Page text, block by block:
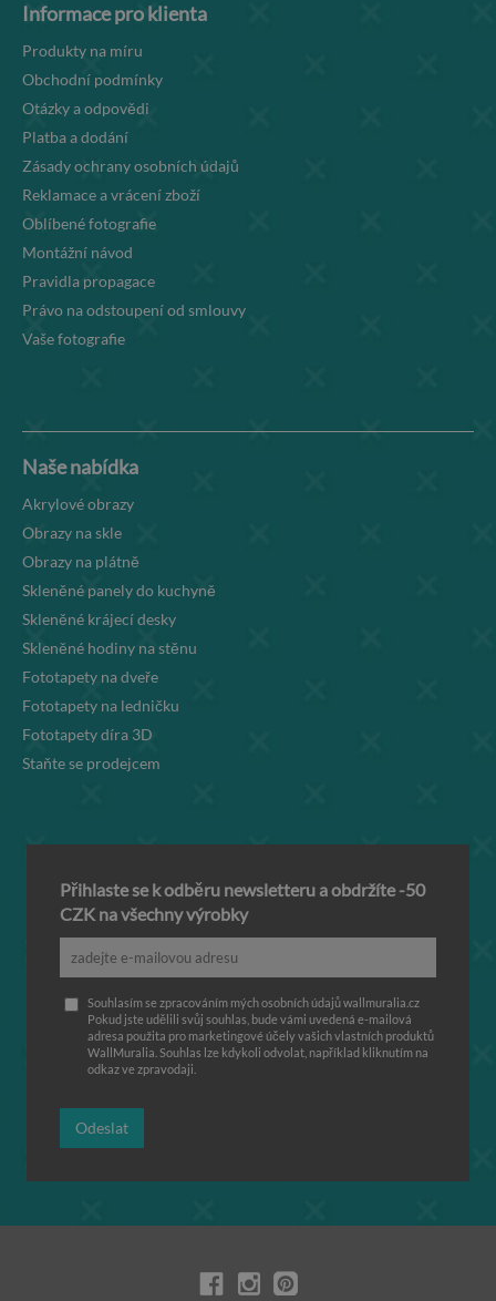
Informace pro klienta
Produkty na míru
Obchodní podmínky
Otázky a odpovědi
Platba a dodání
Zásady ochrany osobních údajů
Reklamace a vrácení zboží
Oblíbené fotografie
Montážní návod
Pravidla propagace
Právo na odstoupení od smlouvy
Vaše fotografie
Naše nabídka
Akrylové obrazy
Obrazy na skle
Obrazy na plátně
Skleněné panely do kuchyně
Skleněné krájecí desky
Skleněné hodiny na stěnu
Fototapety na dveře
Fototapety na ledničku
Fototapety díra 3D
Staňte se prodejcem
Přihlaste se k odběru newsletteru a obdržíte -50
CZK na všechny výrobky
Souhlasím se zpracováním mých osobních údajů wallmuralia.cz
Pokud jste udělili svůj souhlas, bude vámi uvedená e-mailová
adresa použita pro marketingové účely vašich vlastních produktů
WallMuralia. Souhlas lze kdykoli odvolat, například kliknutím na
odkaz ve zpravodaji.
Odeslat